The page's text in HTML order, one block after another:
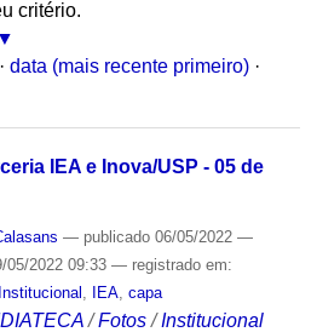
critério.
· data (mais recente primeiro) ·
IEA e Inova/USP - 05 de
— publicado06/05/2022 —
05/2022 09:33 — registrado em:
Institucional IEA, capa
/Fotos /Institucional